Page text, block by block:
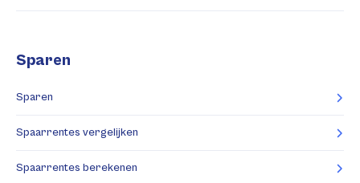
Sparen
Sparen
Spaarrentes vergelijken
Spaarrentes berekenen